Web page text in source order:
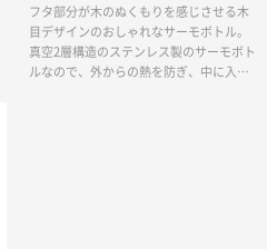
フタ部分が木のぬくもりを感じさせる木
目デザインのおしゃれなサーモボトル。
真空2層構造のステンレス製のサーモボト
ルなので、外からの熱を防ぎ、中に入れ